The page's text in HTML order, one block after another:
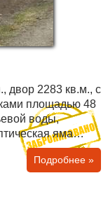
двор 2283 кв.м., с
площадью 48
воды,
яма
внутренняя
По внешней
этаж,
или...
Подробнее »